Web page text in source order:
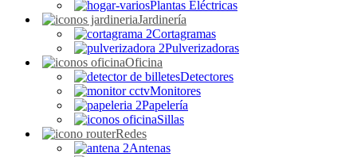
Plantas Eléctricas
Jardinería
Cortagramas
Pulverizadoras
Oficina
Detectores
Monitores
Papelería
Sillas
Redes
Antenas